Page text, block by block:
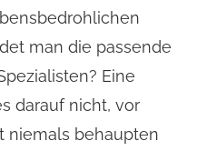
man die passende
Eine
darauf nicht, vor
niemals behaupten